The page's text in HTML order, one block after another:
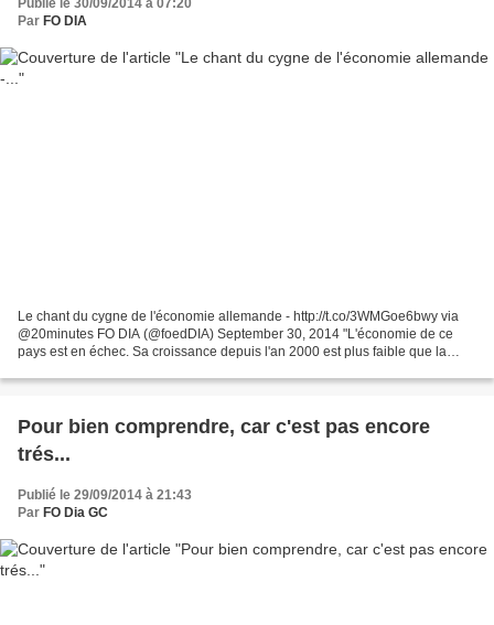
Publié le 30/09/2014 à 07:20
Par FO DIA
Le chant du cygne de l'économie allemande - http://t.co/3WMGoe6bwy via
@20minutes FO DIA (@foedDIA) September 30, 2014 "L'économie de ce
pays est en échec. Sa croissance depuis l'an 2000 est plus faible que la
Pour bien comprendre, car c'est pas encore
trés...
Publié le 29/09/2014 à 21:43
Par FO Dia GC